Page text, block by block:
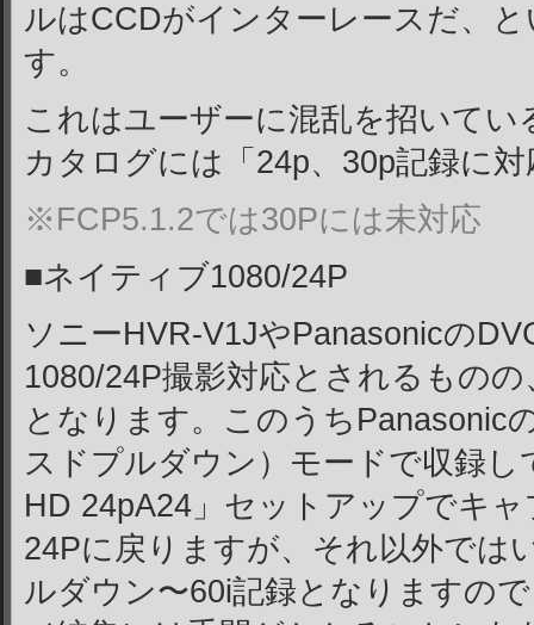
ルはCCDがインターレースだ、
す。
これはユーザーに混乱を招いて
カタログには「24p、30p記録に
※FCP5.1.2では30Pには未対応
■ネイティブ1080/24P
ソニーHVR-V1JやPanasonicの
1080/24P撮影対応とされるもの
となります。このうちPanasonic
スドプルダウン）モードで収録し
HD 24pA24」セットアップでキ
24Pに戻りますが、それ以外では
ルダウン〜60i記録となりますの